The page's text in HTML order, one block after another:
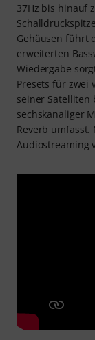
37Hz bis hinauf
Gehäusen führt
erweiterten
Wiedergabe
Presets für zwei
seiner
sechskanaliger
Reverb
Audiostreaming